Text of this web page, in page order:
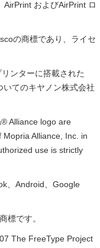
およびAirPrint ロ
の商標であり、ライセ
ンターに搭載された
いてのキヤノン株式会社
Alliance logo are
Alliance, Inc. in
use is strictly
、Android、Google
標です。
The FreeType Project